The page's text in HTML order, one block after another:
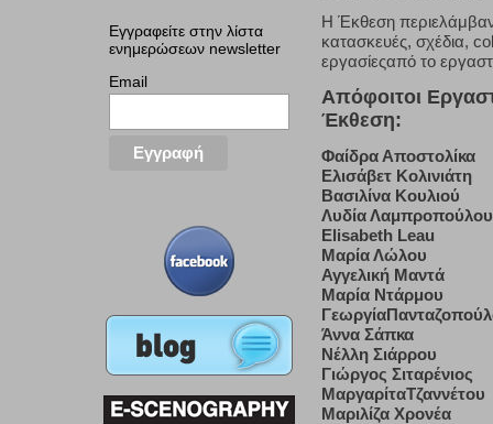
Εγγραφείτε στην λίστα
ενημερώσεων newsletter
Email
Η Έκθεση
κατασκευές, σχέδια,
εργασίεςαπό το
Απόφοιτοι
Έκθεση:
Φαίδρα Αποστολίκα
Ελισάβετ Κολινιάτη
Βασιλίνα Κουλιού
Λυδία Λαμπροπούλου
Elisabeth Leau
Μαρία Λώλου
Αγγελική Μαντά
Μαρία Ντάρμου
Άννα Σάπκα
Νέλλη Σιάρρου
Γιώργος Σιταρένιος
ΜαργαρίταΤζαννέτου
Μαριλίζα Χρονέα